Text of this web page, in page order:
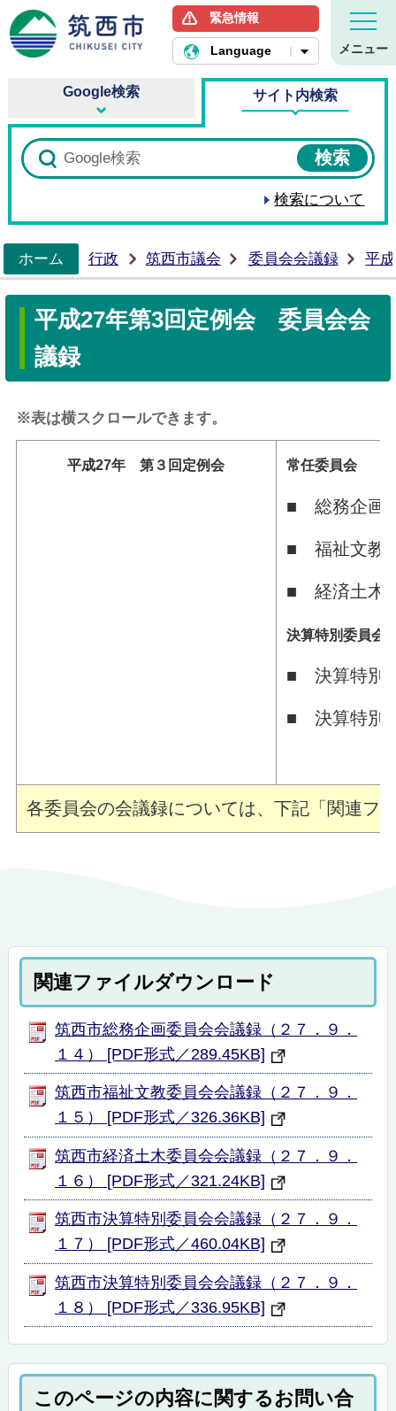
筑西市ホームページ
緊急情報
Language メニュー
Google検索 サイト内検索
検索について
ホーム
行政 筑西市議会 委員会会議録 平
平成27年第3回定例会 委員会会
議録
※表は横スクロールできます。
平成27年 第３回定例会 常任委員会
■ 総務企画
■ 福祉文教
■ 経済土木
決算特別委員
■ 決算特別
■ 決算特別
各委員会の会議録については、下記「関連フ
関連ファイルダウンロード
筑西市総務企画委員会会議録（２７．９．
１４） [PDF形式／289.45KB]
筑西市福祉文教委員会会議録（２７．９．
１５） [PDF形式／326.36KB]
筑西市経済土木委員会会議録（２７．９．
１６） [PDF形式／321.24KB]
筑西市決算特別委員会会議録（２７．９．
１７） [PDF形式／460.04KB]
筑西市決算特別委員会会議録（２７．９．
１８） [PDF形式／336.95KB]
このページの内容に関するお問い合